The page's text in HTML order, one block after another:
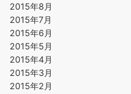
2015年8月
2015年7月
2015年6月
2015年5月
2015年4月
2015年3月
2015年2月